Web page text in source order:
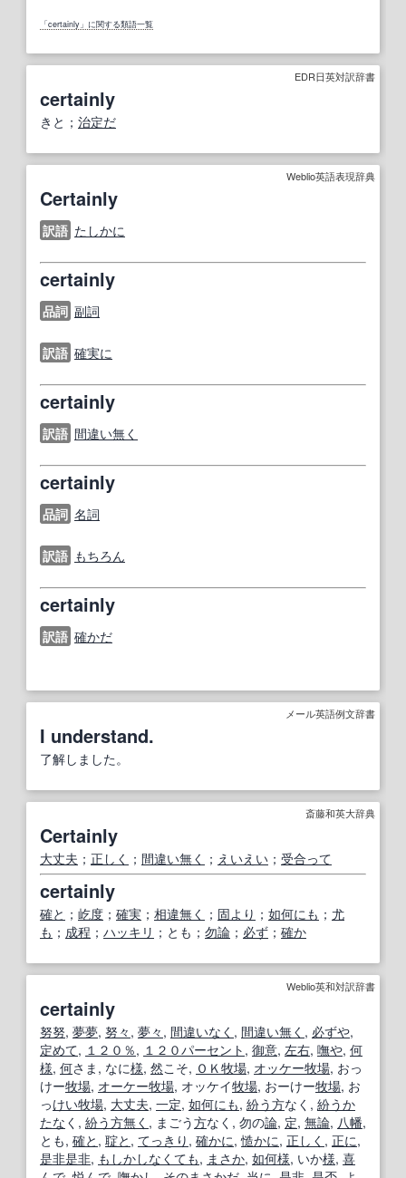
「certainly」に関する類語一覧
EDR日英対訳辞書
certainly
きと； 治定だ
Weblio英語表現辞典
Certainly
訳語 たしかに
certainly
品詞 副詞
訳語 確実に
certainly
訳語 間違い無く
certainly
品詞 名詞
訳語 もちろん
certainly
訳語 確かだ
メール英語例文辞書
I understand.
了解しました。
斎藤和英大辞典
Certainly
大丈夫 ； 正しく ； 間違い無く ； えいえい ； 受合って
certainly
確と ； 屹度 ； 確実 ； 相違無く ； 固より ； 如何にも ； 尤
も ； 成程 ； ハッキリ ；とも； 勿論 ； 必ず ； 確か
Weblio英和対訳辞書
certainly
努努, 夢夢, 努々 , 夢々 , 間違いなく , 間違い無く , 必ずや,
定めて, １２０％, １２０パーセント , 御意, 左右, 嘸や, 何
様, 何さま, なに様, 然こそ, ＯＫ牧場, オッケー牧場, おっ
けー牧場, オーケー牧場, オッケイ牧場, おーけー牧場, お
っけい牧場, 大丈夫, 一定, 如何にも, 紛う方なく, 紛うか
たな く, 紛う方無く , まごう方なく, 勿の論, 定, 無論, 八幡,
とも, 確と , 聢と , てっきり , 確かに,慥かに, 正しく , 正に,
是非是非, もしかしなくても, まさか, 如何様, いか様, 喜